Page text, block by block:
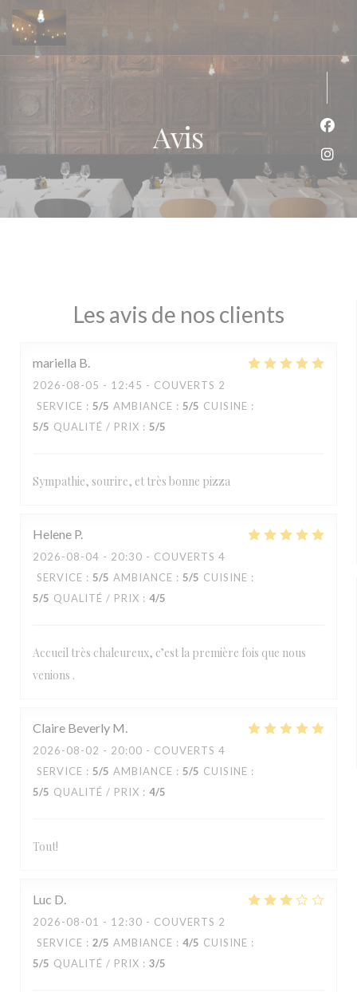
Personnalisation de vos choix en matière de cookies
Avis
Les avis de nos clients
mariella B
2026-08-05 - 12:45 - COUVERTS 2
SERVICE : 5/5 AMBIANCE : 5/5 CUISINE :
5/5 QUALITÉ / PRIX : 5/5
Sympathie, sourire, et très bonne pizza
Helene P
2026-08-04 - 20:30 - COUVERTS 4
SERVICE : 5/5 AMBIANCE : 5/5 CUISINE :
5/5 QUALITÉ / PRIX : 4/5
Accueil très chaleureux, c’est la première fois que nous
venions .
Claire Beverly M
2026-08-02 - 20:00 - COUVERTS 4
SERVICE : 5/5 AMBIANCE : 5/5 CUISINE :
5/5 QUALITÉ / PRIX : 4/5
Tout!
Luc D
2026-08-01 - 12:30 - COUVERTS 2
SERVICE : 2/5 AMBIANCE : 4/5 CUISINE :
5/5 QUALITÉ / PRIX : 3/5